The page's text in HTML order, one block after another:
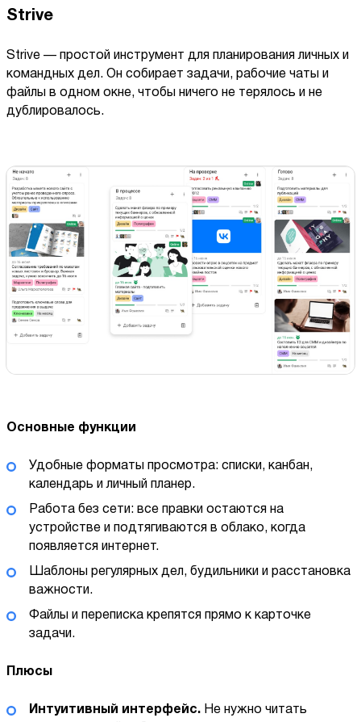
Strive
Strive — простой инструмент для планирования личных и
командных дел. Он собирает задачи, рабочие чаты и
файлы в одном окне, чтобы ничего не терялось и не
дублировалось.
Основные функции
Удобные форматы просмотра: списки, канбан,
календарь и личный планер.
Работа без сети: все правки остаются на
устройстве и подтягиваются в облако, когда
появляется интернет.
Шаблоны регулярных дел, будильники и расстановка
важности.
Файлы и переписка крепятся прямо к карточке
задачи.
Плюсы
Интуитивный интерфейс. Не нужно читать